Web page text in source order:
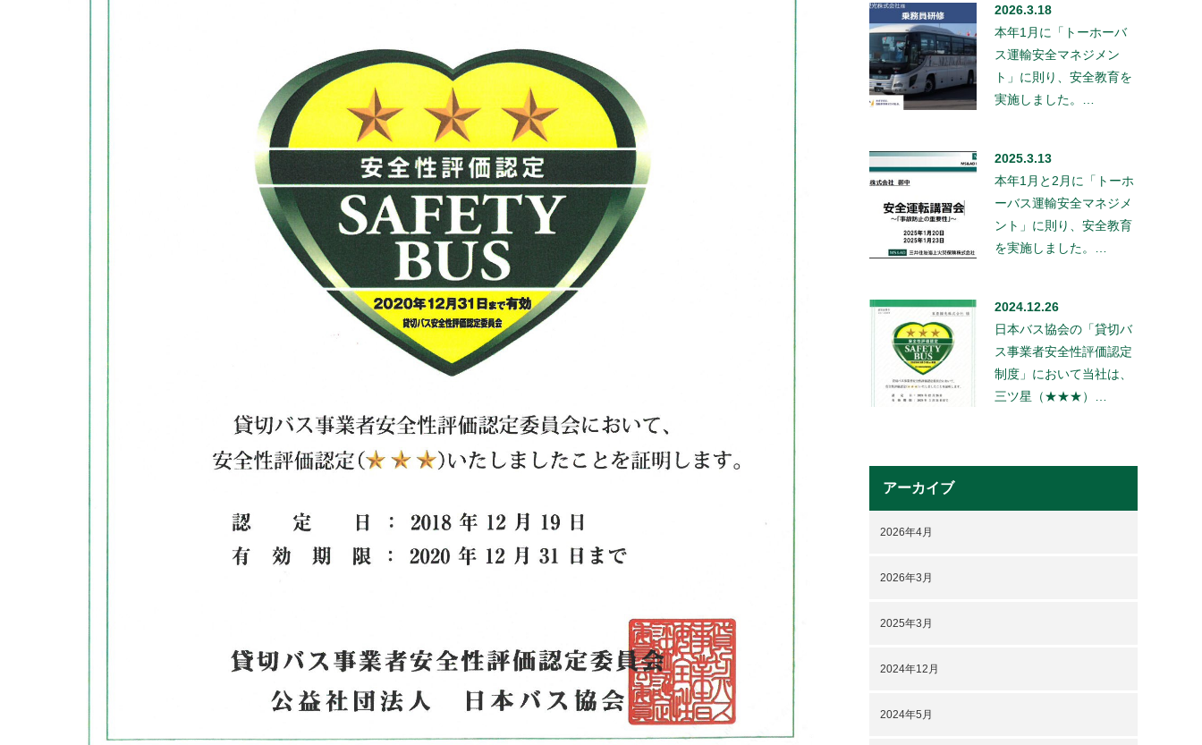
2026.3.18
本年1月に「トーホーバ
ス運輸安全マネジメン
ト」に則り、安全教育を
実施しました。…
2025.3.13
本年1月と2月に「トーホ
ーバス運輸安全マネジメ
ント」に則り、安全教育
を実施しました。…
2024.12.26
日本バス協会の「貸切バ
ス事業者安全性評価認定
制度」において当社は、
三ツ星（★★★）…
アーカイブ
2026年4月
2026年3月
2025年3月
2024年12月
2024年5月